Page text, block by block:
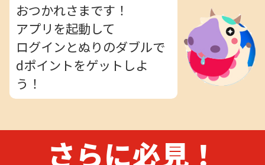
おつかれさまです！
アプリを起動して
ログインとぬりのダブルで
dポイントをゲットしよ
う！
さらに必見！